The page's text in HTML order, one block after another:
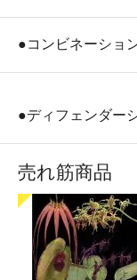
●コンビネーショ
●ディフェンダー
売れ筋商品